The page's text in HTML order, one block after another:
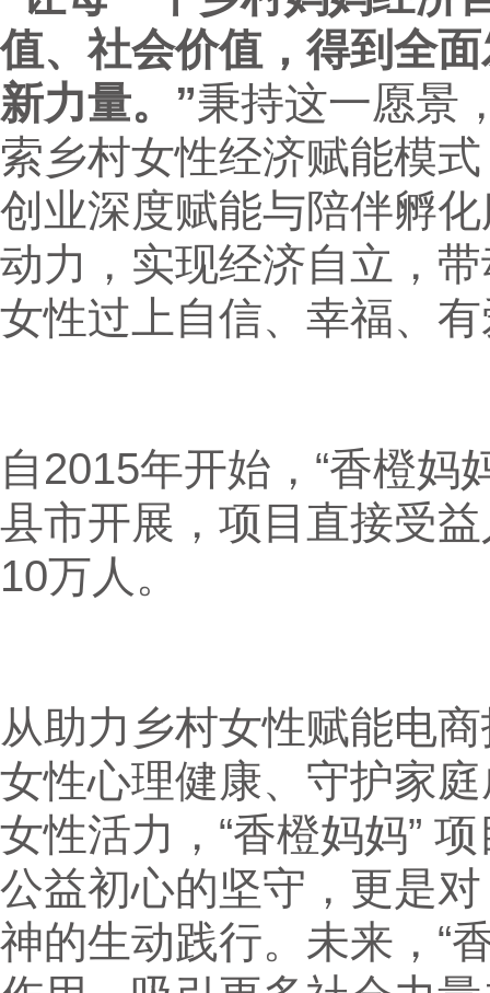
值、社会价值，得到全
新力量。”秉持这一愿景
索乡村女性经济赋能模
创业深度赋能与陪伴孵
动力，实现经济自立，
女性过上自信、幸福、
自2015年开始，“香橙妈
县市开展，项目直接受
10万人。
从助力乡村女性赋能电
女性心理健康、守护家
女性活力，“香橙妈妈”
公益初心的坚守，更是
神的生动践行。未来，“